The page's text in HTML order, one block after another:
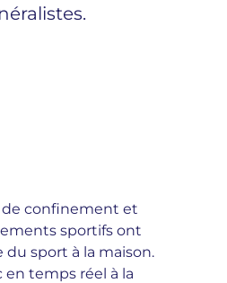
de confinement et
sportifs ont
sport à la maison.
en temps réel à la